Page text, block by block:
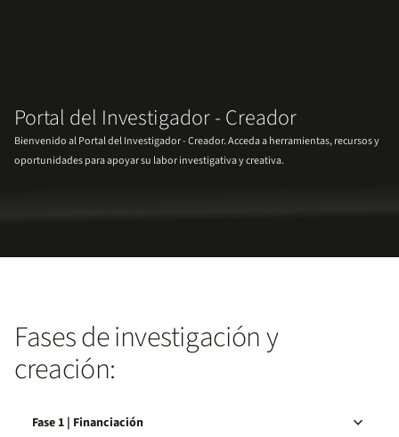
Portal del Investigador - Creador
Bienvenido al Portal del Investigador - Creador. Acceda a herramientas, recursos y
oportunidades para apoyar su labor investigativa y creativa.
Fases de investigación y
creación:
Fase 1 | Financiación keyboard_arrow_down